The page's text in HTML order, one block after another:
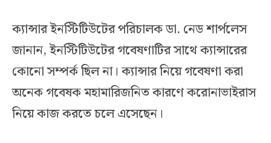
ক্যান্সার ইনস্টিটিউটের পরিচালক ডা. নেড শার্পলেস
জানান, ইনস্টিটিউটের গবেষণাটির সাথে ক্যান্সারের
কোনো সম্পর্ক ছিল না। ক্যান্সার নিয়ে গবেষণা করা
অনেক গবেষক মহামারিজনিত কারণে করোনাভাইরাস
নিয়ে কাজ করতে চলে এসেছেন।